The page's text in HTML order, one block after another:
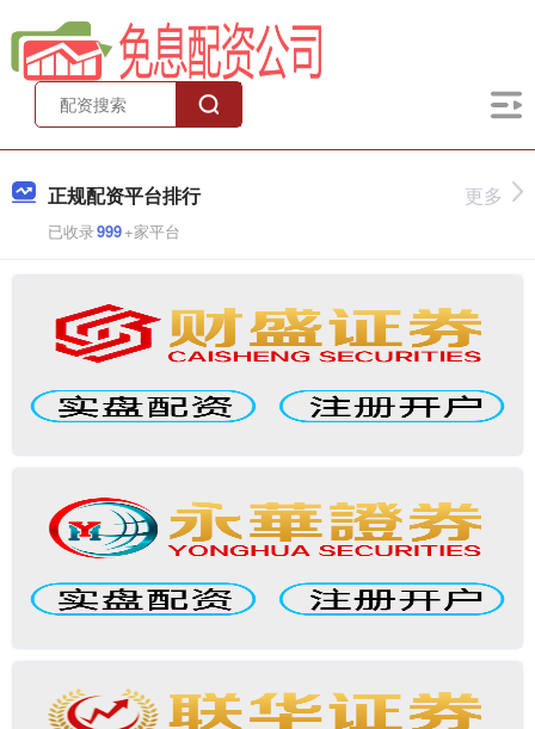
正规配资平台排行
已收录999+家平台
更多